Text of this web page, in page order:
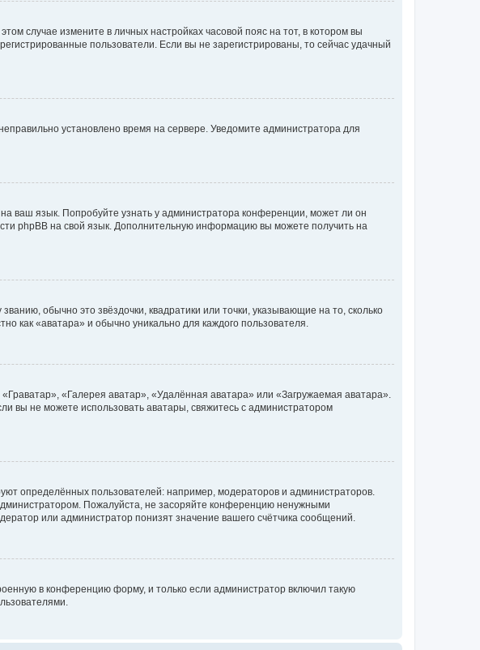
случае измените в личных настройках часовой пояс на тот, в котором вы
пользователи. Если вы не зарегистрированы, то сейчас удачный
установлено время на сервере. Уведомите администратора для
ваш язык. Попробуйте узнать у администратора конференции, может ли он
phpBB на свой язык. Дополнительную информацию вы можете получить на
обычно это звёздочки, квадратики или точки, указывающие на то, сколько
как «аватара» и обычно уникально для каждого пользователя.
«Галерея аватар», «Удалённая аватара» или «Загружаемая аватара».
вы не можете использовать аватары, свяжитесь с администратором
определённых пользователей: например, модераторов и администраторов.
Пожалуйста, не засоряйте конференцию ненужными
или администратор понизят значение вашего счётчика сообщений.
в конференцию форму, и только если администратор включил такую